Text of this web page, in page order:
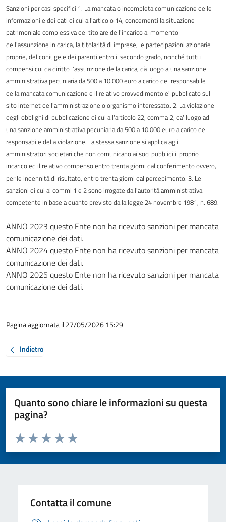
Sanzioni per casi specifici 1. La mancata o incompleta comunicazione delle
informazioni e dei dati di cui all'articolo 14, concernenti la situazione
patrimoniale complessiva del titolare dell'incarico al momento
dell'assunzione in carica, la titolarità di imprese, le partecipazioni azionarie
proprie, del coniuge e dei parenti entro il secondo grado, nonché tutti i
compensi cui da diritto l'assunzione della carica, dà luogo a una sanzione
amministrativa pecuniaria da 500 a 10.000 euro a carico del responsabile
della mancata comunicazione e il relativo provvedimento e' pubblicato sul
sito internet dell'amministrazione o organismo interessato. 2. La violazione
degli obblighi di pubblicazione di cui all'articolo 22, comma 2, da' luogo ad
una sanzione amministrativa pecuniaria da 500 a 10.000 euro a carico del
responsabile della violazione. La stessa sanzione si applica agli
amministratori societari che non comunicano ai soci pubblici il proprio
incarico ed il relativo compenso entro trenta giorni dal conferimento ovvero,
per le indennità di risultato, entro trenta giorni dal percepimento. 3. Le
sanzioni di cui ai commi 1 e 2 sono irrogate dall'autorità amministrativa
competente in base a quanto previsto dalla legge 24 novembre 1981, n. 689.
ANNO 2023 questo Ente non ha ricevuto sanzioni per mancata
comunicazione dei dati.
ANNO 2024 questo Ente non ha ricevuto sanzioni per mancata
comunicazione dei dati.
ANNO 2025 questo Ente non ha ricevuto sanzioni per mancata
comunicazione dei dati.
Pagina aggiornata il 27/05/2026 15:29
Indietro
Quanto sono chiare le informazioni su questa
pagina?
Valuta da 1 a 5 stelle la pagina
Valuta 5 stelle su 5
Valuta 4 stelle su 5
Valuta 3 stelle su 5
Valuta 2 stelle su 5
Valuta 1 stelle su 5
Contatta il comune